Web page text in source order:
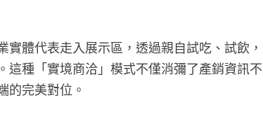
體代表走入展示區，透過親自試吃、試飲，
種「實境商洽」模式不僅消彌了產銷資訊不
的完美對位。